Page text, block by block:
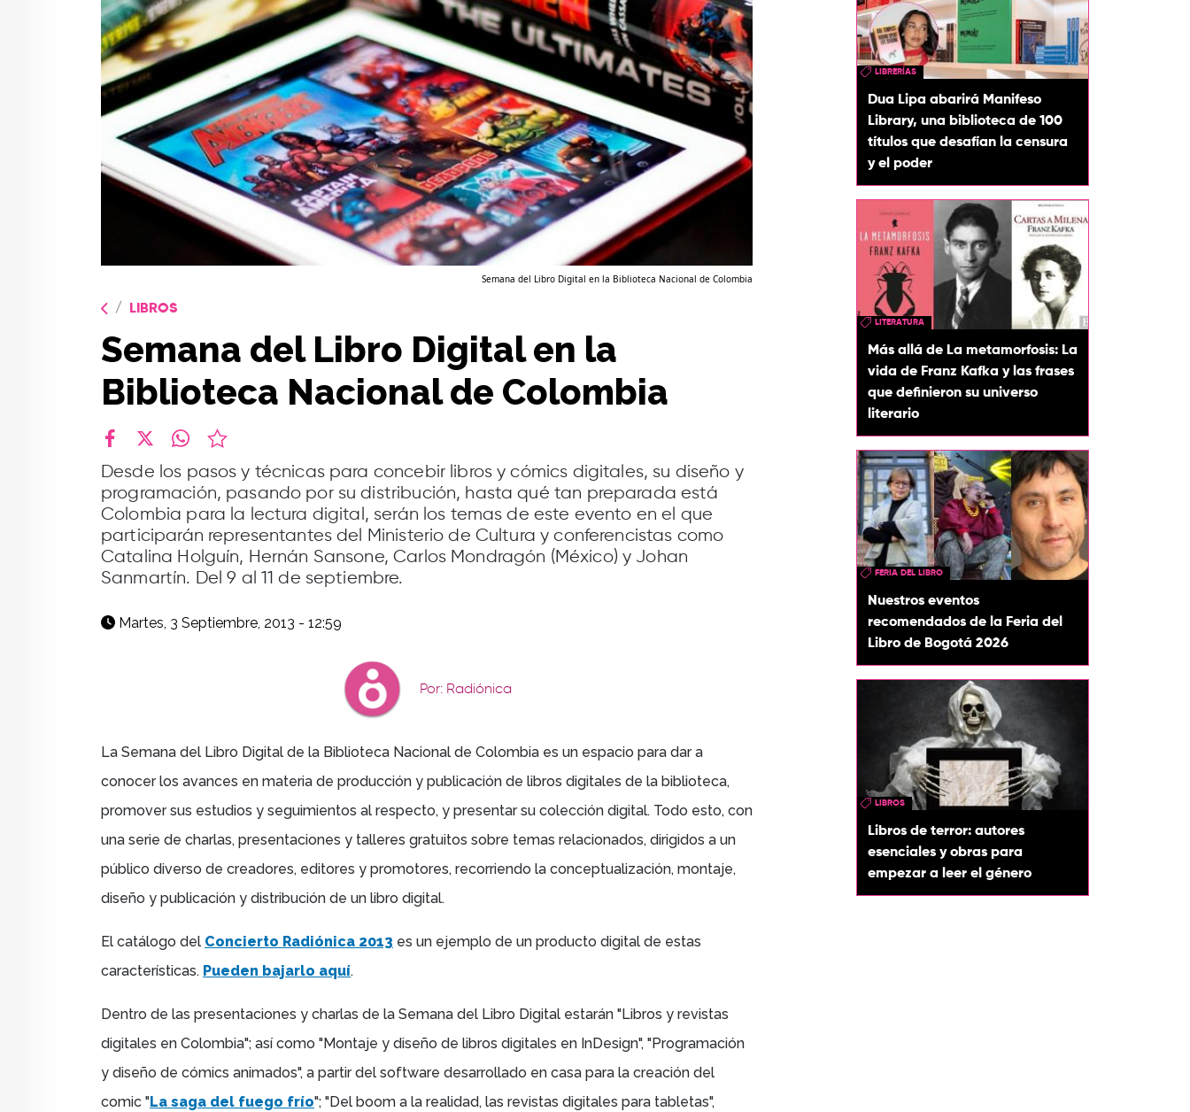
Semana del Libro Digital en la Biblioteca Nacional de Colombia
LIBROS
Semana del Libro Digital en la
Biblioteca Nacional de Colombia
Desde los pasos y técnicas para concebir libros y cómics digitales, su diseño y
programación, pasando por su distribución, hasta qué tan preparada está
Colombia para la lectura digital, serán los temas de este evento en el que
participarán representantes del Ministerio de Cultura y conferencistas como
Catalina Holguín, Hernán Sansone, Carlos Mondragón (México) y Johan
Sanmartín. Del 9 al 11 de septiembre.
Martes, 3 Septiembre, 2013 - 12:59
Por: Radiónica
La Semana del Libro Digital de la Biblioteca Nacional de Colombia es un espacio para dar a
conocer los avances en materia de producción y publicación de libros digitales de la biblioteca,
promover sus estudios y seguimientos al respecto, y presentar su colección digital. Todo esto, con
una serie de charlas, presentaciones y talleres gratuitos sobre temas relacionados, dirigidos a un
público diverso de creadores, editores y promotores, recorriendo la conceptualización, montaje,
diseño y publicación y distribución de un libro digital.
El catálogo del Concierto Radiónica 2013 es un ejemplo de un producto digital de estas
características. Pueden bajarlo aquí.
Dentro de las presentaciones y charlas de la Semana del Libro Digital estarán "Libros y revistas
digitales en Colombia"; así como "Montaje y diseño de libros digitales en InDesign", "Programación
y diseño de cómics animados", a partir del software desarrollado en casa para la creación del
comic "La saga del fuego frío"; "Del boom a la realidad, las revistas digitales para tabletas",
LIBRERÍAS
Dua Lipa abarirá Manifeso
Library, una biblioteca de 100
títulos que desafían la censura
y el poder
LITERATURA
Más allá de La metamorfosis: La
vida de Franz Kafka y las frases
que definieron su universo
literario
FERIA DEL LIBRO
Nuestros eventos
recomendados de la Feria del
Libro de Bogotá 2026
LIBROS
Libros de terror: autores
esenciales y obras para
empezar a leer el género